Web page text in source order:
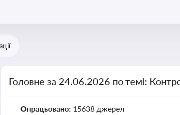
дозволяє бізнесу брати участь у тендерах, а юристам
Головне за 24.06.2026 по темі:
Опрацьовано: 15638 джерел